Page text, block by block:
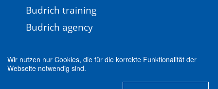
Wir nutzen nur Cookies, die für die korrekte Funktionalität der
Webseite notwendig sind.
Budrich training
Budrich agency